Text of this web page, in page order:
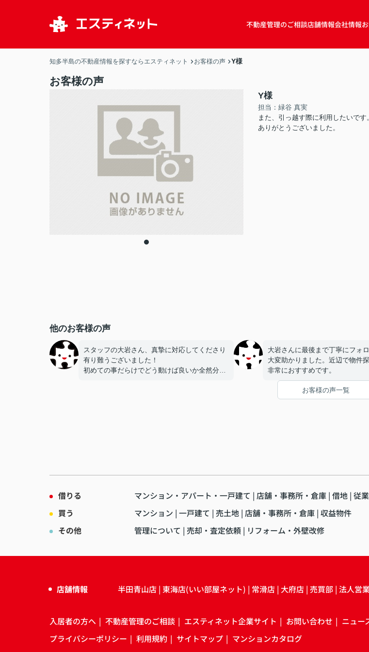
不動産管理のご相談店舗情報会社情報
知多半島の不動産情報を探すならエスティネット お客様の声 Y様
お客様の声
Y様
担当：緑谷 真実
また、引っ越す際に利用したいです。
ありがとうございました。
他のお客様の声
スタッフの大岩さん、真摯に対応してくださり
有り難うございました！
初めての事だらけでどう動けば良いか全然分か
大岩さんに最後まで丁寧にフォ
大変助かりました。近辺で物件
非常におすすめです。
お客様の声一覧
借りる マンション・アパート・一戸建て 店舗・事務所・倉庫 借地 従
買う
マンション 一戸建て 売土地 店舗・事務所・倉庫 収益物件
その他
管理について 売却・査定依頼 リフォーム・外壁改修
店舗情報 半田青山店 東海店(いい部屋ネット) 常滑店 大府店 売買部 法人営
入居者の方へ 不動産管理のご相談 エスティネット企業サイト お問い合わせ ニュー
プライバシーポリシー
利用規約 サイトマップ マンションカタログ